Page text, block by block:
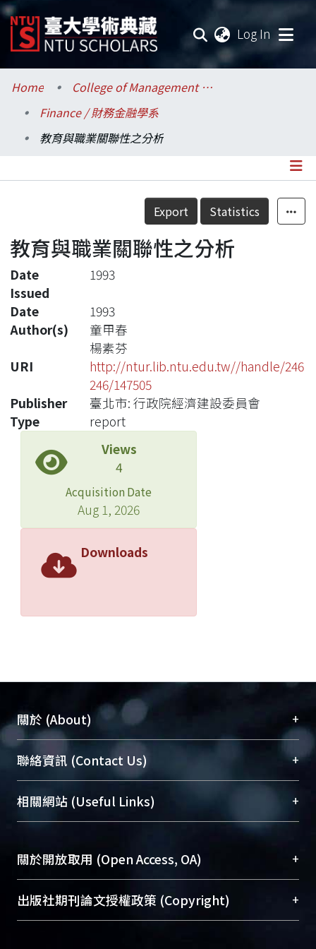
Log In
Communities & Collections
Research Outputs
Statistics
Home
College of Management / 管理學院
Finance / 財務金融學系
教育與職業關聯性之分析
Details
Export Statistics
教育與職業關聯性之分析
Date
Issued
1993
Date
1993
Author(s)
童甲春
楊素芬
URI
http://ntur.lib.ntu.edu.tw//handle/246
246/147505
Publisher
臺北市: 行政院經濟建設委員會
Type
report
Views
4
Acquisition Date
Aug 1, 2026
Downloads
關於 (About) +
臺大位居世界頂尖大學之列，為永久珍藏及向國際
展現本校豐碩的研究成果及學術能量，圖書館整合
機構典藏（NTUR）與學術庫（AH）不同功能平
台，成為臺大學術典藏NTU scholars。期能整合研
究能量、促進交流合作、保存學術產出、推廣研究
成果。
To permanently archive and promote researcher
profiles and scholarly works, Library integrates the
services of “NTU Repository” with “Academic
聯絡資訊 (Contact Us) +
總館學科館員(Main Library)
醫學圖書館學科館員(Medical Library)
(Social
Sciences Library)
相關網站 (Useful Links) +
關於開放取用 (Open Access, OA) +
開放取用是從使用者角度提升資訊取用性的社會運
動，應用在學術研究上是透過將研究著作公開供使
出版社期刊論文授權政策 (Copyright) +